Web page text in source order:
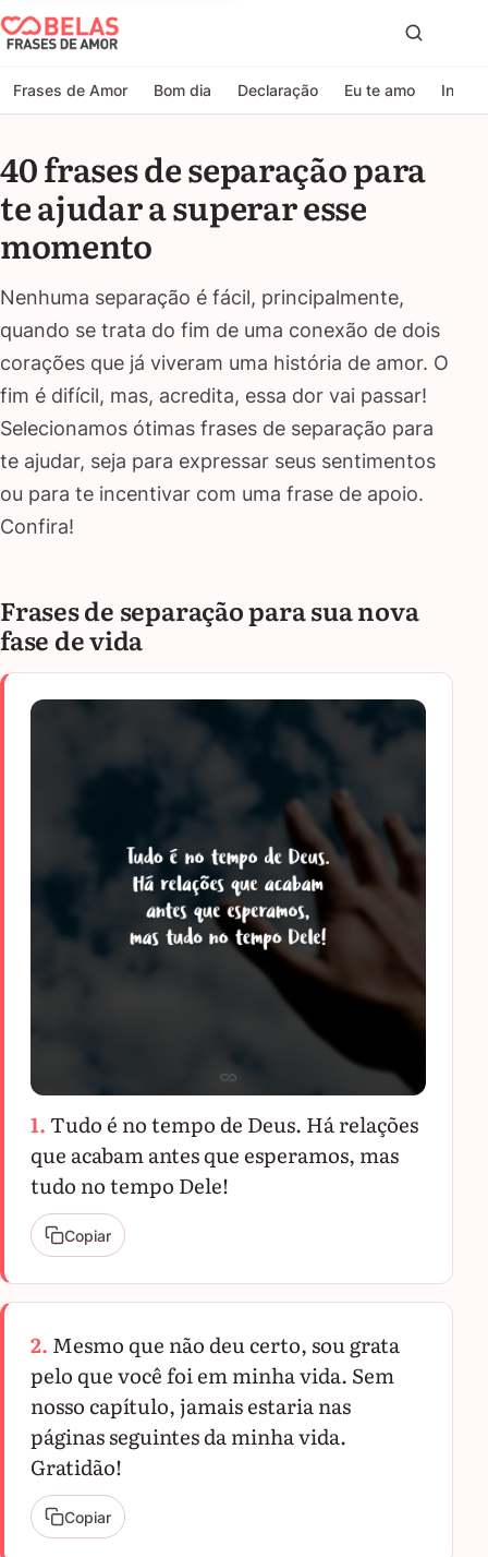
Belas Frases de Amor
Frases de Amor Bom dia Declaração Eu te amo
40 frases de separação para
te ajudar a superar esse
momento
Nenhuma separação é fácil, principalmente,
quando se trata do fim de uma conexão de dois
corações que já viveram uma história de amor. O
fim é difícil, mas, acredita, essa dor vai passar!
Selecionamos ótimas frases de separação para
te ajudar, seja para expressar seus sentimentos
ou para te incentivar com uma frase de apoio.
Confira!
Frases de separação para sua nova
fase de vida
1.Tudo é no tempo de Deus. Há relações
que acabam antes que esperamos, mas
tudo no tempo Dele!
Copiar
2. Mesmo que não deu certo, sou grata
pelo que você foi em minha vida. Sem
nosso capítulo, jamais estaria nas
páginas seguintes da minha vida.
Gratidão!
Copiar